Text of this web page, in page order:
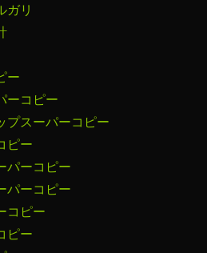
ガリ
ー
ーコピー
プスーパーコピー
ピー
パーコピー
パーコピー
コピー
ピー